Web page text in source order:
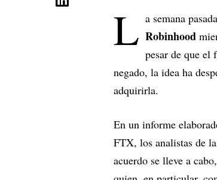
L a semana
Robinhood
pesar de que el
negado, la idea ha
adquirirla.
En un informe
FTX, los analistas de
acuerdo se lleve a